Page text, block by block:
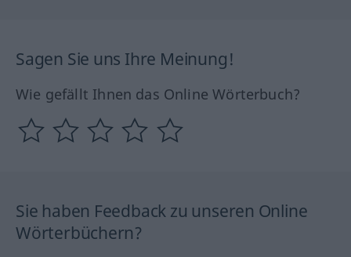
Sagen Sie uns Ihre Meinung!
Wie gefällt Ihnen das Online Wörterbuch?
Sie haben Feedback zu unseren Online
Wörterbüchern?